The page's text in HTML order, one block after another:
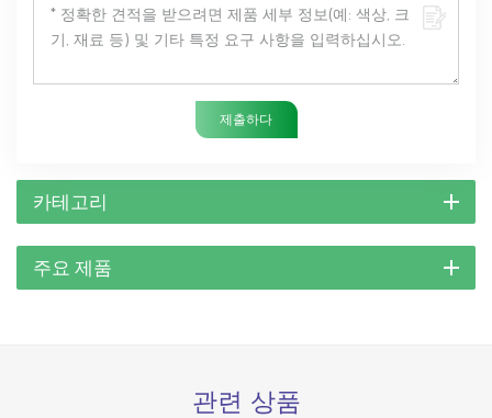
제출하다
카테고리
주요 제품
관련 상품